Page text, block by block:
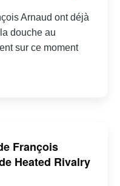
Arnaud ont déjà
douche au
sur ce moment
François
Heated Rivalry